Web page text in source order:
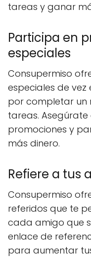
tareas y ganar
Participa en
especiales
Consupermiso
especiales de
por completar un
tareas.
promociones y
más dinero.
Refiere a tus
Consupermiso
referidos que te
cada amigo que
enlace de
para aumentar